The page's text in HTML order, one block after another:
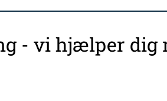
- vi hjælper dig